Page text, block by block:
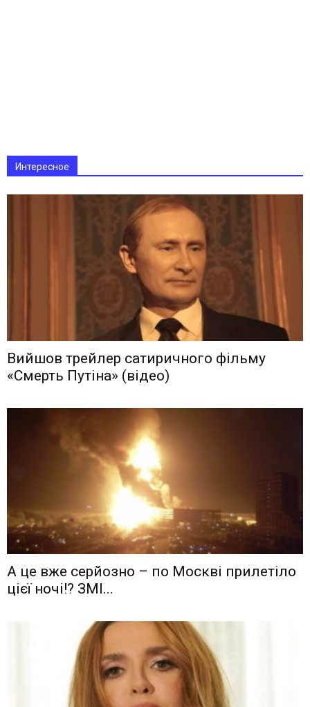
Интересное
Вийшов трейлер сатиричного фільму
«Смерть Путіна» (відео)
А це вже серйозно – по Москві прилетіло
цієї ночі!? ЗМІ...